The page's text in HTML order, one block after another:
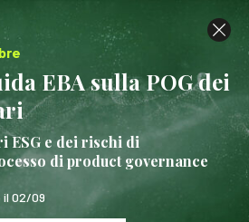
EBA sulla POG dei
ESG e dei rischi di
di product governance
02/09